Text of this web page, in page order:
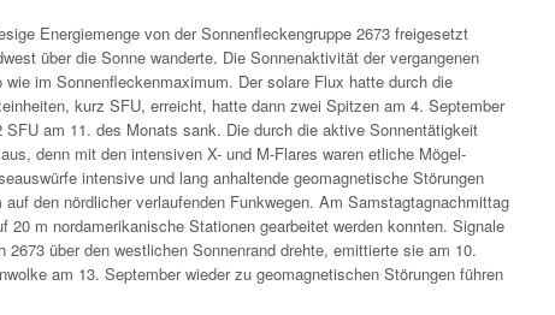
Energiemenge von der Sonnenfleckengruppe 2673 freigesetzt
über die Sonne wanderte. Die Sonnenaktivität der vergangenen
im Sonnenfleckenmaximum. Der solare Flux hatte durch die
kurz SFU, erreicht, hatte dann zwei Spitzen am 4. September
am 11. des Monats sank. Die durch die aktive Sonnentätigkeit
denn mit den intensiven X- und M-Flares waren etliche Mögel-
intensive und lang anhaltende geomagnetische Störungen
den nördlicher verlaufenden Funkwegen. Am Samstagtagnachmittag
m nordamerikanische Stationen gearbeitet werden konnten. Signale
über den westlichen Sonnenrand drehte, emittierte sie am 10.
am 13. September wieder zu geomagnetischen Störungen führen